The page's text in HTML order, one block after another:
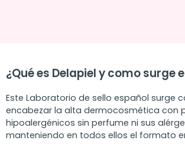
¿Qué es Delapiel y como surge
Este Laboratorio de sello español surge
encabezar la alta dermocosmética con
hipoalergénicos sin perfume ni sus
manteniendo en todos ellos el formato